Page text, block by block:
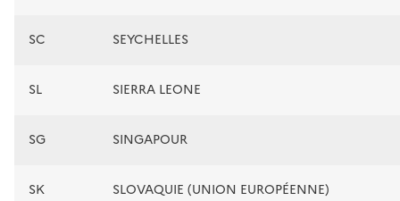
SC SEYCHELLES
SL SIERRA LEONE
SG SINGAPOUR
SK SLOVAQUIE (UNION EUROPÉENNE)